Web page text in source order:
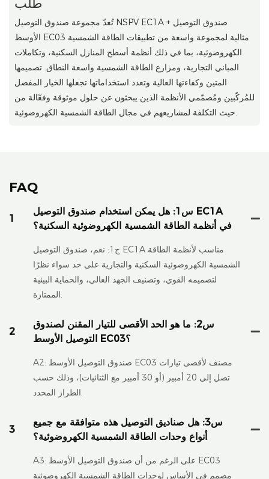
طلب
تُعدّ مجموعة صندوق التوصيل NSPV EC1A + صندوق التوصيل
الأوسط EC03 مثالية لمجموعة واسعة من تطبيقات الطاقة الشمسية
الكهروضوئية، بما في ذلك أنظمة أسطح المنازل السكنية، وتكاملات
المباني التجارية، ومزارع الطاقة الشمسية واسعة النطاق. تصميمها
المتين وكفاءتها العالية وتعدد استخداماتها تجعلها الخيار المفضل
للمُركّبين ومُصمّمي الأنظمة الذين يبحثون عن حلول موثوقة وفعّالة من
FAQ
1
س1: هل يمكن استخدام صندوق التوصيل EC1A
في أنظمة الطاقة الشمسية الكهروضوئية السكنية؟
ج1: نعم، صندوق التوصيل EC1A مناسب لأنظمة الطاقة
الشمسية الكهروضوئية السكنية والتجارية على حد سواء نظرًا
لتصميمه القوي، وتصنيف الجهد العالي، والحماية البيئية
2
س2: ما هو الحد الأقصى للتيار المقنن لصندوق
التوصيل الأوسط EC03؟
A2: صندوق التوصيل الأوسط EC03 مصنف لأقصى تيارات
تصل إلى 20 أمبير (أو 30 أمبير مع الثنائيات)، وذلك حسب
3
س3: هل صناديق التوصيل هذه متوافقة مع جميع
أنواع وحدات الطاقة الشمسية الكهروضوئية؟
A3: على الرغم من أن صندوق التوصيل الأوسط EC03
مصمم في الأساس لوحدات الطاقة الشمسية الكهروضوئية